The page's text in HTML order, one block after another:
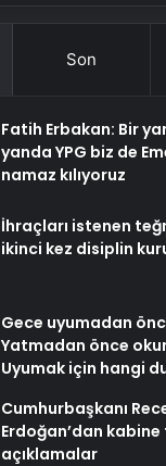
Son
Fatih Erbakan: Bir
yanda YPG biz de
namaz kılıyoruz
İhraçları istenen
ikinci kez disiplin
Gece uyumadan
Yatmadan önce
Uyumak için hangi
Cumhurbaşkanı
Erdoğan’dan kabine
açıklamalar